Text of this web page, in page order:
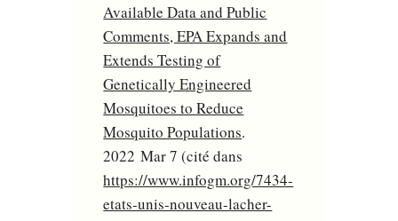
Available Data and Public
Comments, EPA Expands and
Extends Testing of
Genetically Engineered
Mosquitoes to Reduce
Mosquito Populations.
2022 Mar 7 (cité dans
https://www.infogm.org/7434-
etats-unis-nouveau-lacher-